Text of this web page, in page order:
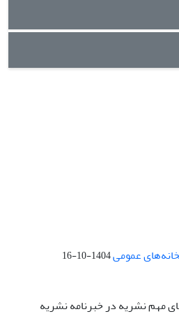
عمومی1404-10-16
مهم نشریه در خبرنامه نشریه